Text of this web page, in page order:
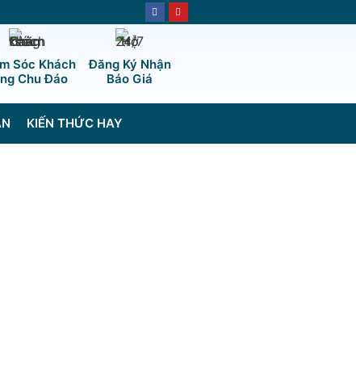
Sóc Khách
Chu Đáo
Đăng Ký Nhận
Báo Giá
KIẾN THỨC HAY